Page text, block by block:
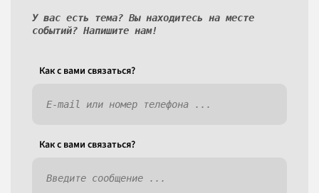
У вас есть тема? Вы находитесь на месте
событий? Напишите нам!
Как c вами связаться?
Как c вами связаться?